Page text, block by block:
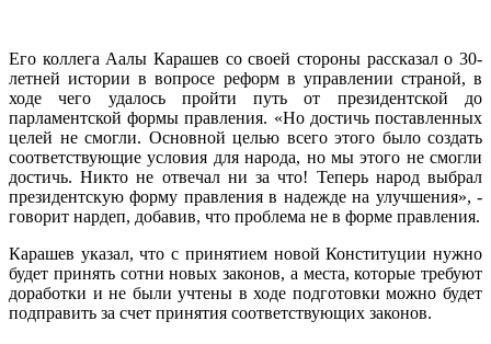
Его коллега Аалы Карашев со своей стороны рассказал о 30-
летней истории в вопросе реформ в управлении страной, в
ходе чего удалось пройти путь от президентской до
парламентской формы правления. «Но достичь поставленных
целей не смогли. Основной целью всего этого было создать
соответствующие условия для народа, но мы этого не смогли
достичь. Никто не отвечал ни за что! Теперь народ выбрал
президентскую форму правления в надежде на улучшения», -
говорит нардеп, добавив, что проблема не в форме правления.
Карашев указал, что с принятием новой Конституции нужно
будет принять сотни новых законов, а места, которые требуют
доработки и не были учтены в ходе подготовки можно будет
подправить за счет принятия соответствующих законов.